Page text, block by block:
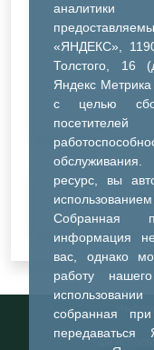
«ЯНДЕКС»,
Толстого, 16
Яндекс
с целью
ресурс, вы
Собранная
информация
вас, однако
работу
собранная
При